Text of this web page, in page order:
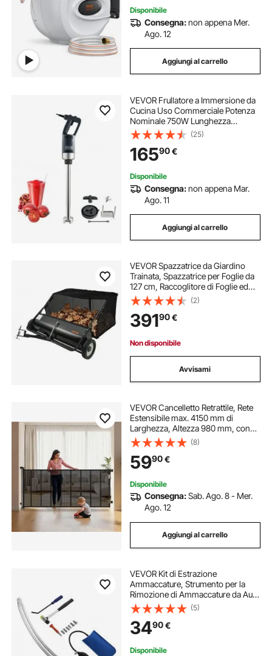
Disponibile
Consegna:non appena Mer.
Ago. 12
Aggiungi al carrello
VEVOR Frullatore a Immersione da
Cucina Uso Commerciale Potenza
Nominale 750W Lunghezza
855mm Velocità Regolabile,
Frullatore Tritatutto da Cucina
Commerciale per Zuppe Salsa
Pesto Materiale Frullato
(25)
16590€
Disponibile
Consegna:non appena Mar.
Ago. 11
Aggiungi al carrello
VEVOR Spazzatrice da Giardino
Trainata, Spazzatrice per Foglie da
127 cm, Raccoglitore di Foglie ed
Erba di Grande Capacità da 736 L
con Altezza Regolabile per Cortile,
Prato, Fattoria
(2)
39190€
Non disponibile
Avvisami
VEVOR Cancelletto Retrattile, Rete
Estensibile max. 4150 mm di
Larghezza, Altezza 980 mm, con
Strisce in Fibra di Vetro Rinforzata,
Cancelletto Retrattile in Rete per
Cani, Animali Domestici, Nero
(8)
5990€
Disponibile
Consegna:Sab. Ago. 8 - Mer.
Ago. 12
Aggiungi al carrello
VEVOR Kit di Estrazione
Ammaccature, Strumento per la
Rimozione di Ammaccature da Auto
Senza Vernice, Estrattore per
Riparazione Danni al Parafango con
Asta Curva, Strumenti per Testine di
Ricambio
(5)
3490€
Disponibile